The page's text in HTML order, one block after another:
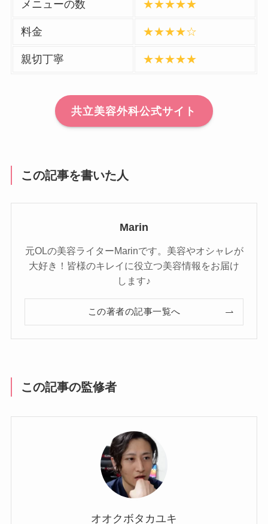
メニューの数 ★★★★★
料金 ★★★★☆
親切丁寧 ★★★★★
共立美容外科公式サイト
この記事を書いた人
Marin
元OLの美容ライターMarinです。美容やオシャレが
大好き！皆様のキレイに役立つ美容情報をお届け
します♪
この著者の記事一覧へ
この記事の監修者
オオクボタカユキ